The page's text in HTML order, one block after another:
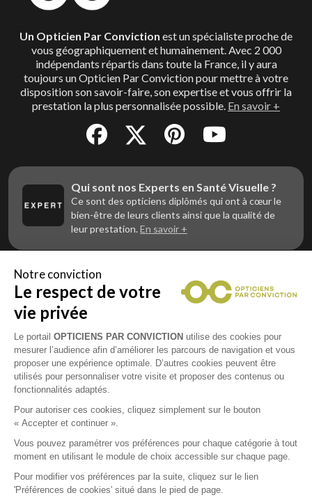
Un Opticien Par Conviction est un spécialiste proche de
vous géographiquement et humainement. Avec 2 000
indépendants répartis dans toute la France, il y aura
toujours un Opticien Par Conviction pour mettre à votre
disposition son savoir-faire, son expertise et vous offrir la
prestation la plus personnalisée possible. En savoir +
Qui sont nos Experts en Santé Visuelle ?
Ce sont des opticiens diplômés qui ont à cœur le
bien-être de leurs clients ainsi que la qualité de
leur prestation. En savoir +
Vous êtes un professionnel de la vue et
vous souhaitez nous rejoindre ?
Contactez Alliance Optic, la centrale d’achats et
d’accompagnement des opticiens indépendants
Notre conviction
Le respect de votre
vie privée
Le portail OPTICIENS PAR CONVICTION utilise des cookies pour
mesurer l’audience afin d’améliorer les parcours de navigation et vous
proposer une expérience optimale. D’autres cookies peuvent être
utilisés pour personnaliser votre visite et proposer des contenus ou
fonctionnalités adaptés.
Pour autoriser ces cookies, cliquez simplement sur le bouton
« Accepter et continuer ».
Vous pouvez paramétrer vos préférences pour chaque catégorie à tout
moment en utilisant le module de choix accessible sur chaque page.
Pour modifier vos préférences par la suite, cliquez sur le lien
'Préférences de cookies' situé dans le pied de page.